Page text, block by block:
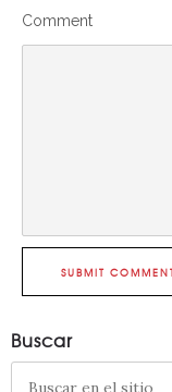
Comment
SUBMIT
Buscar